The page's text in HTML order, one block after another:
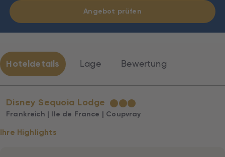
Angebot prüfen
Hoteldetails Lage Bewertung
Disney Sequoia Lodge ★★★
Frankreich | Ile de France | Coupvray
Ihre Highlights